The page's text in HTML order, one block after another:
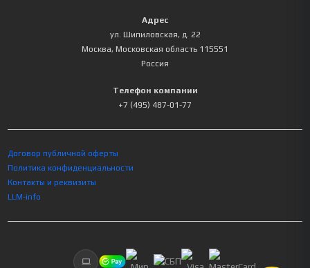
Адрес
ул. Шипиловская, д. 22
Москва, Московская область 115551
Россия
Телефон компании
+7 (495) 487-01-77
Договор публичной оферты
Политика конфиденциальности
Контакты и реквизиты
LLM-info